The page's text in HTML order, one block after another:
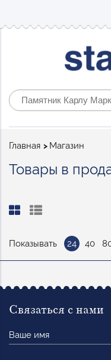
Строка
Главная Магазин
Товары в
Показывать 24 40
Связаться с нами
имя